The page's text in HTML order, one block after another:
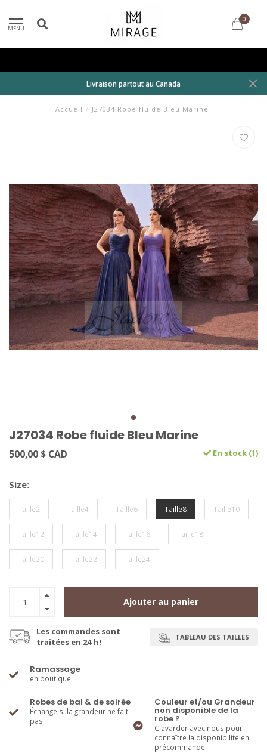
MENU
0
Livraison partout au Canada
Accueil / J27034 Robe fluide Bleu Marine
J27034 Robe fluide Bleu Marine
500,00 $ CAD En stock (1)
Size:
Taille2 Taille4 Taille6 Taille8 Taille10
Taille12 Taille14 Taille16 Taille18
Taille20 Taille22 Taille24
Ajouter au panier
Les commandes sont
traitées en 24 h !
TABLEAU DES TAILLES
Ramassage
en boutique
Robes de bal & de soirée
Échange si la grandeur ne fait
pas
Couleur et/ou Grandeur
non disponible de la
robe ?
Clavarder avec nous pour
connaître la disponibilité en
précommande